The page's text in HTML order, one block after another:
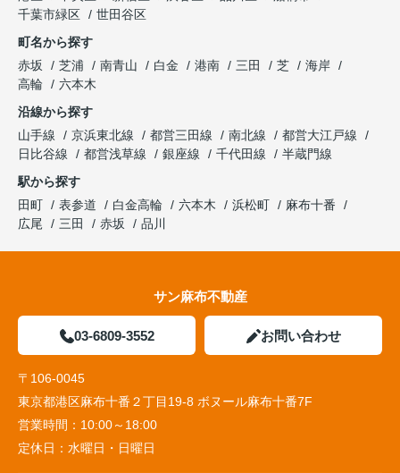
千葉市緑区
世田谷区
町名から探す
赤坂
芝浦 南青山 白金 港南 三田 芝
海岸
高輪
六本木
沿線から探す
山手線
京浜東北線 都営三田線 南北線
都営大江戸線
日比谷線
都営浅草線 銀座線 千代田線
半蔵門線
駅から探す
田町
表参道 白金高輪 六本木 浜松町
麻布十番
広尾
三田 赤坂 品川
サン麻布不動産
03-6809-3552 お問い合わせ
〒106-0045
東京都港区麻布十番２丁目19-8 ボヌール麻布十番7F
営業時間： 10:00～18:00
定休日： 水曜日・日曜日